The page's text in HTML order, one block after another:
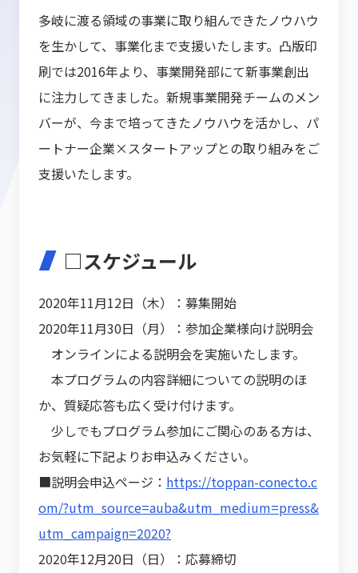
多岐に渡る領域の事業に取り組んできたノウハウ
を生かして、事業化まで支援いたします。凸版印
刷では2016年より、事業開発部にて新事業創出
に注力してきました。新規事業開発チームのメン
バーが、今まで培ってきたノウハウを活かし、パ
ートナー企業×スタートアップとの取り組みをご
支援いたします。
□スケジュール
2020年11月12日（木）：募集開始
2020年11月30日（月）：参加企業様向け説明会
オンラインによる説明会を実施いたします。
本プログラムの内容詳細についての説明のほ
か、質疑応答も広く受け付けます。
少しでもプログラム参加にご関心のある方は、
お気軽に下記よりお申込みください。
■説明会申込ページ： https://toppan-conecto.c
om/?utm_source=auba&utm_medium=press&
utm_campaign=2020?
2020年12月20日（日）：応募締切